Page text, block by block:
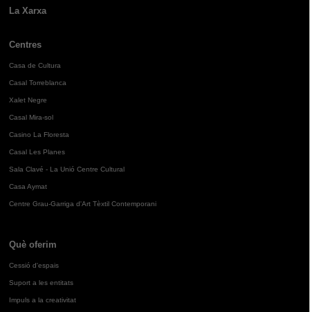
La Xarxa
Centres
Casa de Cultura
Casal Torreblanca
Xalet Negre
Casal Mira-sol
Casino La Floresta
Casal Les Planes
Sala Clavé - La Unió Centre Cultural
Casa Aymat
Centre Grau-Garriga d'Art Tèxtil Contemporani
Què oferim
Cessió d'espais
Suport a les entitats
Impuls a la creativitat